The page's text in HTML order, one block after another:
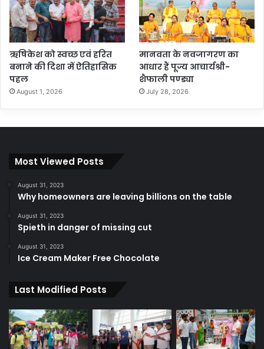
ऋषिकेश को स्वच्छ एवं हरित
बनाने की दिशा में ऐतिहासिक
पहल
August 1, 2026
मानवता के नवजागरण का
आधार हैं पूज्य आचार्यश्री-
शैफाली पण्ड्या
July 28, 2026
Most Viewed Posts
August 31, 2023
Why homeowners are leaving billions on the table
August 31, 2023
Spieth in danger of missing cut
August 31, 2023
Ice Cream Maker Free Chocolate
Last Modified Posts